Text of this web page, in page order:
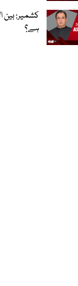
کشمیر: بین
ہے؟